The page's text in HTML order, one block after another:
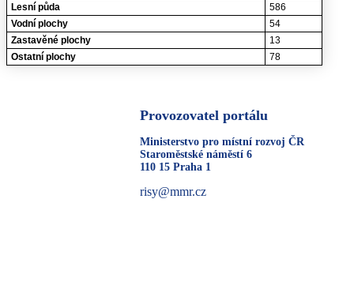
Lesní půda
586
Vodní plochy
54
Zastavěné plochy
13
Ostatní plochy
78
Provozovatel portálu
Ministerstvo pro místní rozvoj ČR
Staroměstské náměstí 6
110 15 Praha 1
risy@mmr.cz